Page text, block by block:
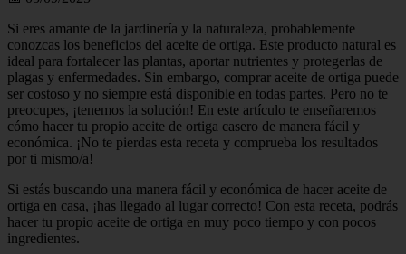
Si eres amante de la jardinería y la naturaleza, probablemente
conozcas los beneficios del aceite de ortiga. Este producto natural es
ideal para fortalecer las plantas, aportar nutrientes y protegerlas de
plagas y enfermedades. Sin embargo, comprar aceite de ortiga puede
ser costoso y no siempre está disponible en todas partes. Pero no te
preocupes, ¡tenemos la solución! En este artículo te enseñaremos
cómo hacer tu propio aceite de ortiga casero de manera fácil y
económica. ¡No te pierdas esta receta y comprueba los resultados
por ti mismo/a!
Si estás buscando una manera fácil y económica de hacer aceite de
ortiga en casa, ¡has llegado al lugar correcto! Con esta receta, podrás
hacer tu propio aceite de ortiga en muy poco tiempo y con pocos
ingredientes.